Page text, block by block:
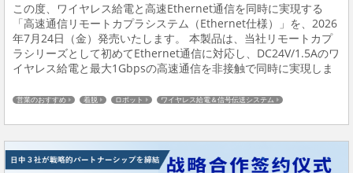
この度、ワイヤレス給電と高速Ethernet通信を同時に実現する
「高速通信リモートカプラシステム（Ethernet仕様）」を、2026
年7月24日（金）発売いたします。 本製品は、当社リモートカプ
ラシリーズとして初めてEthernet通信に対応し、DC24V/1.5Aのワ
イヤレス給電と最大1Gbpsの高速通信を非接触で同時に実現しま
線レス化...
営業のおすすめ 着脱 ロボット ワイヤレス給電＆信号伝送システム